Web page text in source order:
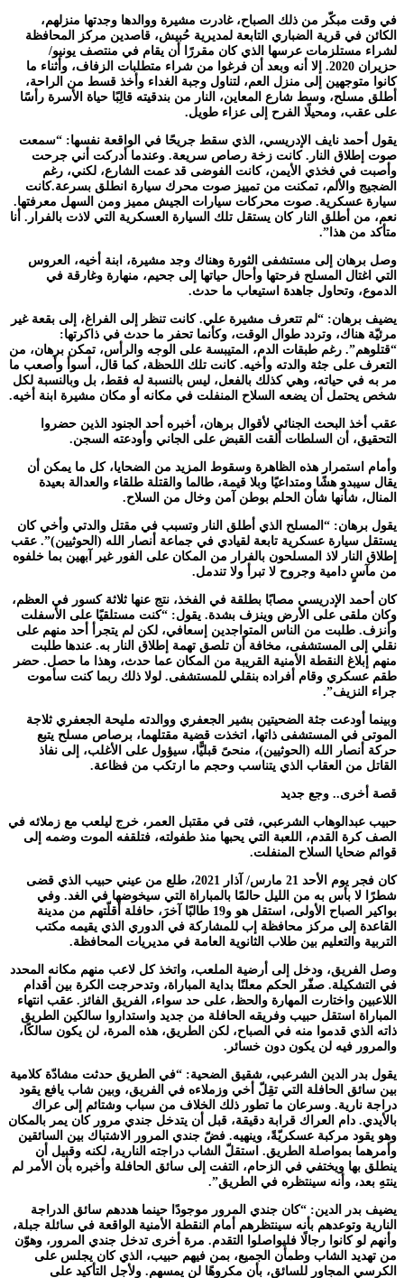
في وقت مبكّر من ذلك الصباح، غادرت مشيرة ووالدها وجدتها منزلهم،
الكائن في قرية الضباري التابعة لمديرية حُبيش، قاصدين مركز المحافظة
لشراء مستلزمات عرسها الذي كان مقررًا أن يقام في منتصف يونيو/
حزيران 2020. إلا أنه وبعد أن فرغوا من شراء متطلبات الزفاف، وأثناء ما
كانوا متوجهين إلى منزل العم، لتناول وجبة الغداء وأخذ قسط من الراحة،
أطلق مسلح، وسط شارع المعاين، النار من بندقيته قالِبًا حياة الأسرة رأسًا
على عقب، ومحيلًا الفرح إلى عزاء طويل.
يقول أحمد نايف الإدريسي، الذي سقط جريحًا في الواقعة نفسها: “سمعت
صوت إطلاق النار. كانت زخة رصاص سريعة. وعندما أدركت أني جرحت
وأصبت في فخذي الأيمن، كانت الفوضى قد عمت الشارع، لكني، رغم
الضجيج والألم، تمكنت من تمييز صوت محرك سيارة انطلق بسرعة.كانت
سيارة عسكرية. صوت محركات سيارات الجيش مميز ومن السهل معرفتها.
نعم، من أطلق النار كان يستقل تلك السيارة العسكرية التي لاذت بالفرار. أنا
متأكد من هذا”.
وصل برهان إلى مستشفى الثورة وهناك وجد مشيرة، ابنة أخيه، العروس
التي اغتال المسلح فرحتها وأحال حياتها إلى جحيم، منهارة وغارقة في
الدموع، وتحاول جاهدة استيعاب ما حدث.
يضيف برهان: “لم تتعرف مشيرة علي. كانت تنظر إلى الفراغ، إلى بقعة غير
مرئيّة هناك، وتردد طوال الوقت، وكأنما تحفر ما حدث في ذاكرتها:
“قتلوهم”. رغم طبقات الدم، المتيبسة على الوجه والرأس، تمكن برهان، من
التعرف على جثة والدته وأخيه. كانت تلك اللحظة، كما قال، أسوأ وأصعب ما
مر به في حياته، وهي كذلك بالفعل، ليس بالنسبة له فقط، بل وبالنسبة لكل
شخص يحتمل أن يضعه السلاح المنفلت في مكانه أو مكان مشيرة ابنة أخيه.
عقب أخذ البحث الجنائي لأقوال برهان، أخبره أحد الجنود الذين حضروا
التحقيق، أن السلطات ألقت القبض على الجاني وأودعته السجن.
وأمام استمرار هذه الظاهرة وسقوط المزيد من الضحايا، كل ما يمكن أن
يقال سيبدو هشًا ومتداعيًا وبلا قيمة، طالما والقتلة طلقاء والعدالة بعيدة
المنال، شأنها شأن الحلم بوطن آمن وخال من السلاح.
يقول برهان: “المسلح الذي أطلق النار وتسبب في مقتل والدتي وأخي كان
يستقل سيارة عسكرية تابعة لقيادي في جماعة أنصار الله (الحوثيين)”. عقب
إطلاق النار لاذ المسلحون بالفرار من المكان على الفور غير آبهين بما خلفوه
من مآسٍ دامية وجروح لا تبرأ ولا تندمل.
كان أحمد الإدريسي مصابًا بطلقة في الفخذ، نتج عنها ثلاثة كسور في العظم،
وكان ملقى على الأرض وينزف بشدة. يقول: “كنت مستلقيًا على الأسفلت
وأنزف. طلبت من الناس المتواجدين إسعافي، لكن لم يتجرأ أحد منهم على
نقلي إلى المستشفى، مخافة أن تلصق تهمة إطلاق النار به. عندها طلبت
منهم إبلاغ النقطة الأمنية القريبة من المكان عما حدث، وهذا ما حصل. حضر
طقم عسكري وقام أفراده بنقلي للمستشفى. لولا ذلك ربما كنت سأموت
جراء النزيف”.
وبينما أودعت جثة الضحيتين بشير الجعفري ووالدته مليحة الجعفري ثلاجة
الموتى في المستشفى ذاتها، اتخذت قضية مقتلهما، برصاص مسلح يتبع
حركة أنصار الله (الحوثيين)، منحىً قبليًّا، سيؤول على الأغلب، إلى نفاذ
القاتل من العقاب الذي يتناسب وحجم ما ارتكب من فظاعة.
قصة أخرى.. وجع جديد
حبيب عبدالوهاب الشرعبي، فتى في مقتبل العمر، خرج ليلعب مع زملائه في
الصف كرة القدم، اللعبة التي يحبها منذ طفولته، فتلقفه الموت وضمه إلى
قوائم ضحايا السلاح المنفلت.
كان فجر يوم الأحد 21 مارس/ آذار 2021، طلع من عيني حبيب الذي قضى
شطرًا لا بأس به من الليل حالمًا بالمباراة التي سيخوضها في الغد. وفي
بواكير الصباح الأولى، استقل هو و19 طالبًا آخرَ، حافلة أقلّتهم من مدينة
القاعدة إلى مركز محافظة إب للمشاركة في الدوري الذي يقيمه مكتب
التربية والتعليم بين طلاب الثانوية العامة في مديريات المحافظة.
وصل الفريق، ودخل إلى أرضية الملعب، واتخذ كل لاعب منهم مكانه المحدد
في التشكيلة. صفّر الحكم معلنًا بداية المباراة، وتدحرجت الكرة بين أقدام
اللاعبين واختارت المهارة والحظ، على حد سواء، الفريق الفائز. عقب انتهاء
المباراة استقل حبيب وفريقه الحافلة من جديد واستداروا سالكين الطريق
ذاته الذي قدموا منه في الصباح، لكن الطريق، هذه المرة، لن يكون سالكًا،
والمرور فيه لن يكون دون خسائر.
يقول بدر الدين الشرعبي، شقيق الضحية: “في الطريق حدثت مشادّة كلامية
بين سائق الحافلة التي تقِلّ أخي وزملاءه في الفريق، وبين شاب يافع يقود
دراجة نارية. وسرعان ما تطور ذلك الخلاف من سباب وشتائم إلى عراك
بالأيدي. دام العراك قرابة دقيقة، قبل أن يتدخل جندي مرور كان يمر بالمكان
وهو يقود مركبة عسكريّةً، وينهيه. فضّ جندي المرور الاشتباك بين السائقين
وأمرهما بمواصلة الطريق. استقلّ الشاب دراجته النارية، لكنه وقبيل أن
ينطلق بها ويختفي في الزحام، التفت إلى سائق الحافلة وأخبره بأن الأمر لم
ينتهِ بعد، وأنه سينتظره في الطريق”.
يضيف بدر الدين: “كان جندي المرور موجودًا حينما هددهم سائق الدراجة
النارية وتوعدهم بأنه سينتظرهم أمام النقطة الأمنية الواقعة في سائلة جبلة،
وأنهم لو كانوا رجالًا فليواصلوا التقدم. مرة أخرى تدخل جندي المرور، وهوّن
من تهديد الشاب وطمأن الجميع، بمن فيهم حبيب، الذي كان يجلس على
الكرسي المجاور للسائق، بأن مكروهًا لن يمسهم. ولأجل التأكيد على